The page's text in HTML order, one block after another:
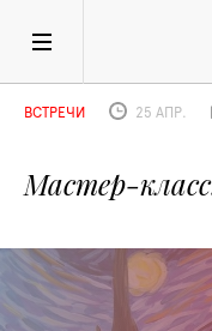
Мастер-класс
ВСТРЕЧИ 25 АПР.